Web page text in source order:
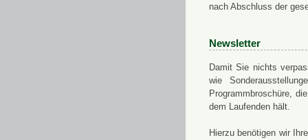
nach Abschluss der
Newsletter
Damit Sie nichts
wie
Programmbroschüre,
dem Laufenden hält.
Hierzu benötigen wir